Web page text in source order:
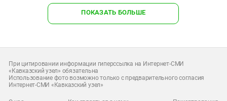
ПОКАЗАТЬ БОЛЬШЕ
При цитировании информации гиперссылка на Интернет-СМИ
«Кавказский узел» обязательна
Использование фото возможно только с предварительного согласия
Интернет-СМИ «Кавказский узел»